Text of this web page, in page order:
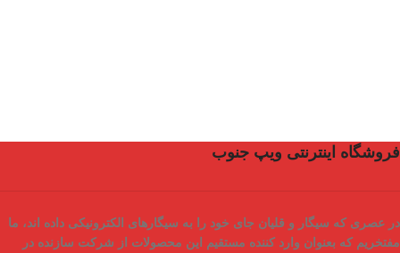
فروشگاه اینترنتی ویپ جنوب
در عصری که سیگار و قلیان جای خود را به سیگارهای الکترونیکی داده اند، ما
مفتخریم که بعنوان وارد کننده مستقیم
این محصولات از شرکت سازنده در